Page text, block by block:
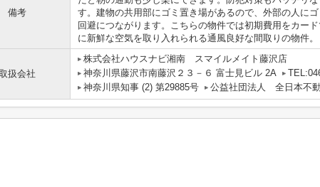
備考
す。建物の共用部にゴミ置き場があるので、外部の人に
回避につながります。こちらの物件では初期費用をカー
に新鮮な空気を取り入れられる通風良好な間取りの物件。
扱会社
株式会社ハウスナビ湘南 スマイルメイト藤沢店
神奈川県藤沢市南藤沢２３－６ 富士見ビル 2A
神奈川県知事 (2) 第29885号
公益社団法人 全日本不